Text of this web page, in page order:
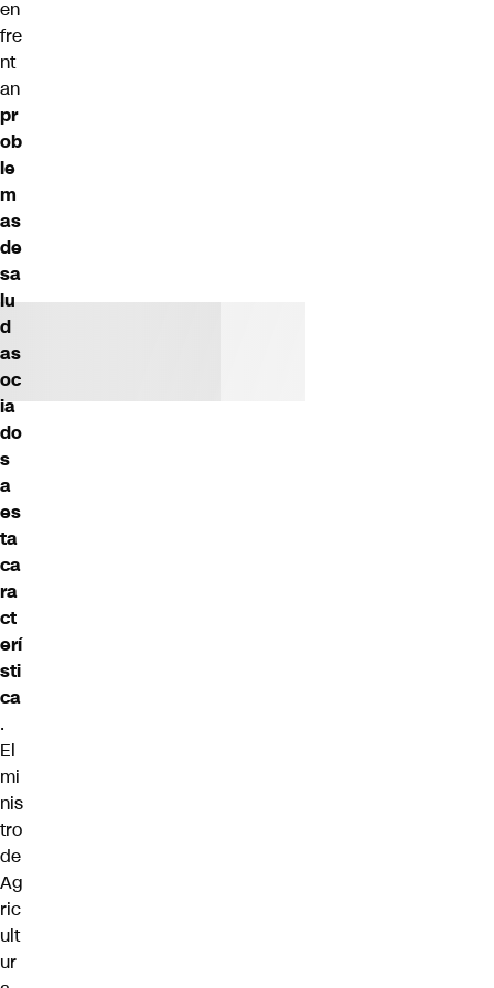
en
fre
nt
an
pr
ob
le
m
as
de
sa
lu
d
as
oc
ia
do
s
a
es
ta
ca
ra
ct
erí
sti
ca
.
El
mi
nis
tro
de
Ag
ric
ult
ur